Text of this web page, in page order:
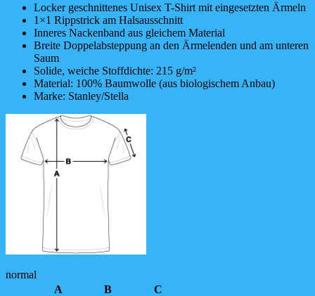
Locker geschnittenes Unisex T-Shirt mit eingesetzten Ärmeln
1×1 Rippstrick am Halsausschnitt
Inneres Nackenband aus gleichem Material
Breite Doppelabsteppung an den Ärmelenden und am unteren
Saum
Solide, weiche Stoffdichte: 215 g/m²
Material: 100% Baumwolle (aus biologischem Anbau)
Marke: Stanley/Stella
normal
A
B
C